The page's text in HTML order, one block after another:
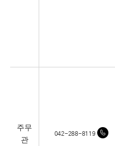
주무
관
042-288-8119